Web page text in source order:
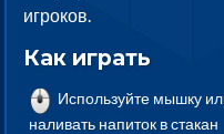
игроков.
Как играть
Используйте мышку
наливать напиток в стакан